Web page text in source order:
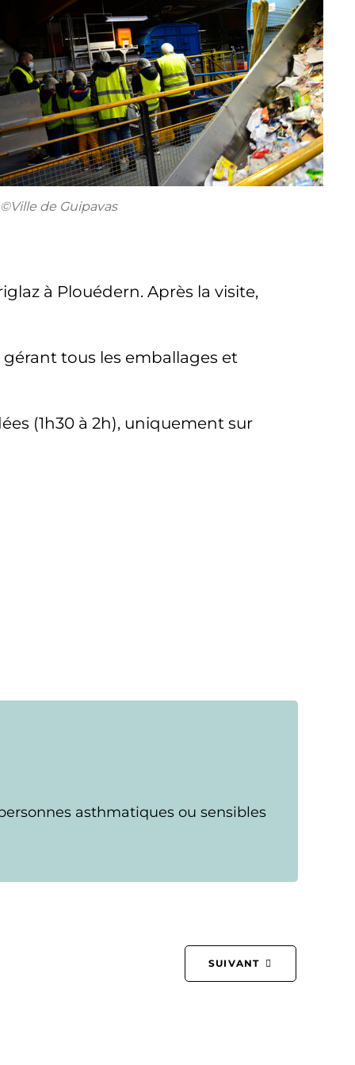
©Ville de Guipavas
à Plouédern. Après la visite,
tous les emballages et
(1h30 à 2h), uniquement sur
asthmatiques ou sensibles
SUIVANT